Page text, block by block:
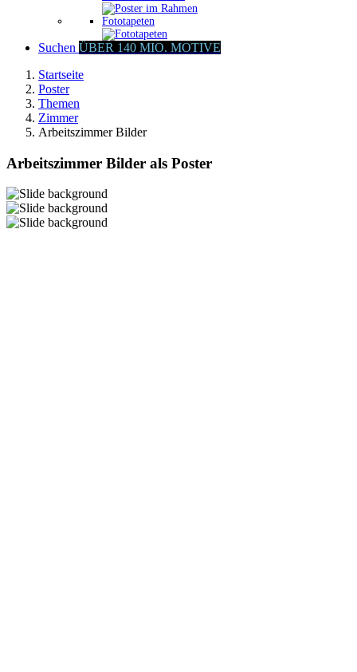
Fototapeten
Suchen ÜBER 140 MIO. MOTIVE
Startseite
Poster
Themen
Zimmer
Arbeitszimmer Bilder
Arbeitszimmer Bilder als Poster